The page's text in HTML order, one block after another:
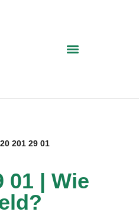
201 29 01
01 | Wie